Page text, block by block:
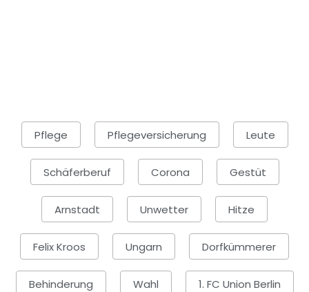
Pflege Pflegeversicherung Leute
Schäferberuf Corona Gestüt
Arnstadt Unwetter Hitze
Felix Kroos Ungarn Dorfkümmerer
Behinderung Wahl 1. FC Union Berlin